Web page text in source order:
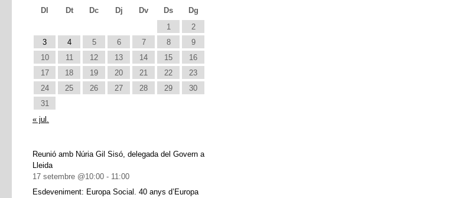
Dl
Dt Dc Dj Dv Ds
Dg
1
2
3
4 5 6 7 8
9
10
11 12 13 14 15
16
17
18 19 20 21 22
23
24
25 26 27 28 29
30
31
« jul.
Reunió amb Núria Gil Sisó, delegada del Govern a
Lleida
17 setembre @10:00 - 11:00
Esdeveniment: Europa Social. 40 anys d’Europa